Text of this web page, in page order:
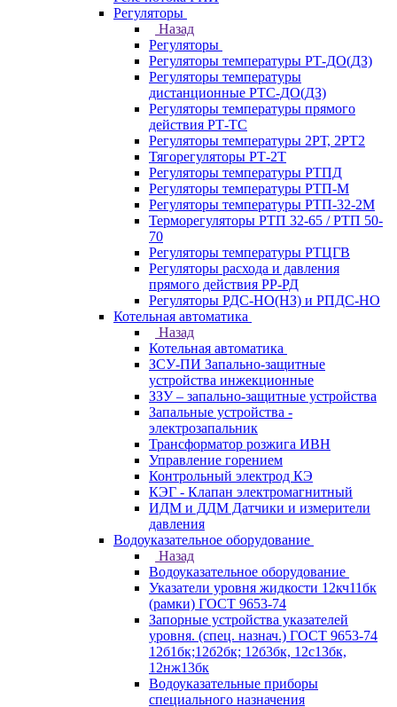
Регуляторы
Назад
Регуляторы
Регуляторы температуры РТ-ДО(ДЗ)
Регуляторы температуры
дистанционные РТС-ДО(ДЗ)
Регуляторы температуры прямого
действия РТ-ТС
Регуляторы температуры 2РТ, 2РT2
Тягорегуляторы РТ-2Т
Регуляторы температуры РТПД
Регуляторы температуры РТП-M
Регуляторы температуры РТП-32-2М
Терморегуляторы РТП 32-65 / РТП 50-
70
Регуляторы температуры РТЦГВ
Регуляторы расхода и давления
прямого действия РР-РД
Регуляторы РДС-НО(НЗ) и РПДС-НО
Котельная автоматика
Назад
Котельная автоматика
ЗСУ-ПИ Запально-защитные
устройства инжекционные
ЗЗУ – запально-защитные устройства
Запальные устройства -
электрозапальник
Трансформатор розжига ИВН
Управление горением
Контрольный электрод КЭ
КЭГ - Клапан электромагнитный
ИДМ и ДДМ Датчики и измерители
давления
Водоуказательное оборудование
Назад
Водоуказательное оборудование
Указатели уровня жидкости 12кч11бк
(рамки) ГОСТ 9653-74
Запорные устройства указателей
уровня. (спец. назнач.) ГОСТ 9653-74
12б1бк;12б2бк; 12б3бк, 12с13бк,
12нж13бк
Водоуказательные приборы
специального назначения